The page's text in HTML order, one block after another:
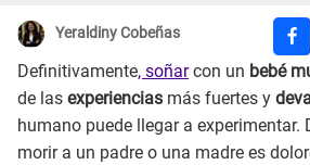
Yeraldiny Cobeñas
Definitivamente, soñarcon un bebé
de las experiencias más fuertes y
humano puede llegar a experimentar.
morir a un padre o una madre es